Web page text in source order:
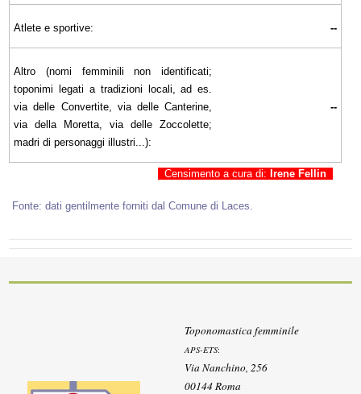
Atlete e sportive: --
Altro (nomi femminili non identificati;
toponimi legati a tradizioni locali, ad es.
via delle Convertite, via delle Canterine,
via della Moretta, via delle Zoccolette;
madri di personaggi illustri...):
--
Censimento a cura di: Irene Fellin
Fonte: dati gentilmente forniti dal Comune di Laces.
Toponomastica femminile
APS-ETS:
Via Nanchino, 256
00144 Roma